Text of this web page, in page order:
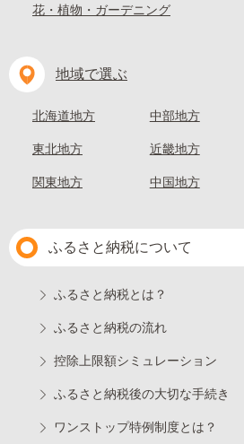
花・植物・ガーデニング
地域で選ぶ
北海道地方
東北地方
関東地方
中部地方
近畿地方
中国地方
ふるさと納税について
ふるさと納税とは？
ふるさと納税の流れ
控除上限額シミュレーション
ふるさと納税後の大切な手続き
ワンストップ特例制度とは？